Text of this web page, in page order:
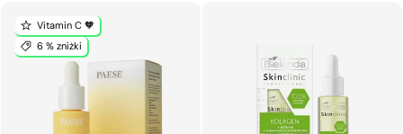
Vitamin C 🧡
6 % zniżki